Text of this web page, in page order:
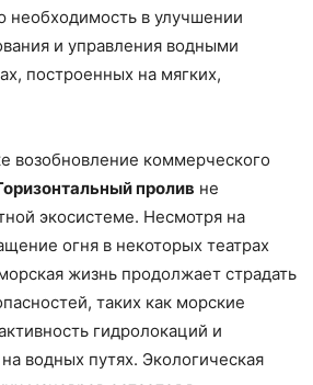
необходимость в улучшении
и управления водными
построенных на мягких,
возобновление коммерческого
пролив не
экосистеме. Несмотря на
огня в некоторых театрах
жизнь продолжает страдать
таких как морские
гидролокаций и
водных путях. Экологическая